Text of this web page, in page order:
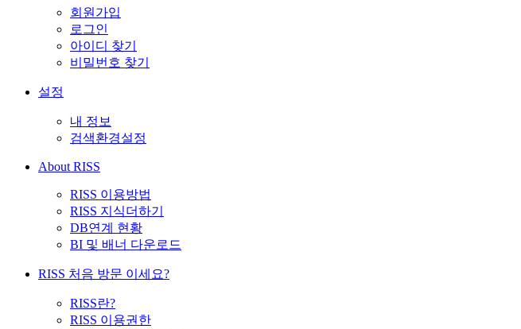
회원가입
로그인
아이디 찾기
비밀번호 찾기
설정
내 정보
검색환경설정
About RISS
RISS 이용방법
RISS 지식더하기
DB연계 현황
BI 및 배너 다운로드
RISS 처음 방문 이세요?
RISS란?
RISS 이용권한